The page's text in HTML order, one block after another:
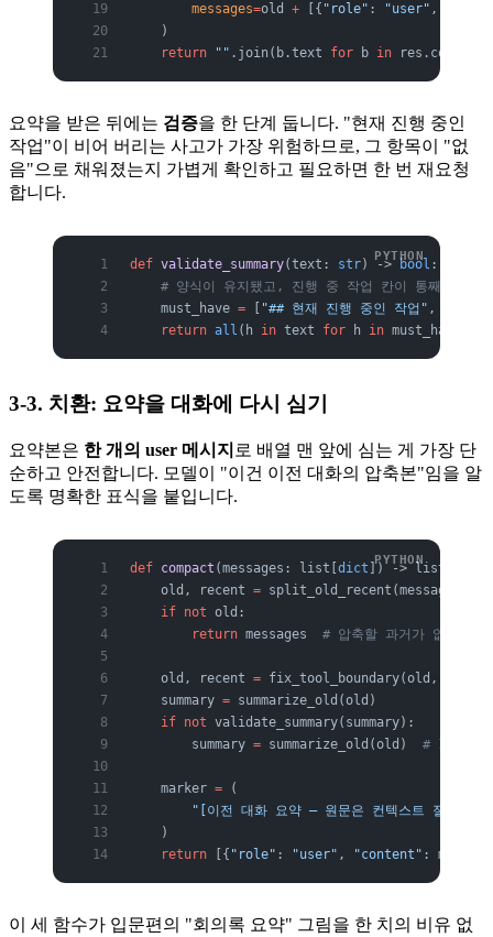
        messages
=old + [{ "role" : "user" ,
    )
    return
"" .join(b.text for b in res.content
요약을 받은 뒤에는 검증을 한 단계 둡니다. "현재 진행 중인
작업"이 비어 버리는 사고가 가장 위험하므로, 그 항목이 "없
음"으로 채워졌는지 가볍게 확인하고 필요하면 한 번 재요청
합니다.
def validate_summary(text: str) -> bool :
# 양식이 유지됐고, 진행 중 작업 칸이 통째로 비지
    must_have
= "## 현재 진행 중인 작업" ,
    return
all (h in text for h in must_have)
3-3. 치환: 요약을 대화에 다시 심기
요약본은 한 개의 user 메시지 로 배열 맨 앞에 심는 게 가장 단
순하고 안전합니다. 모델이 "이건 이전 대화의 압축본"임을 알
도록 명확한 표식을 붙입니다.
def compact (messages: list[ dict ]) -> list[
    old, recent
= split_old_recent(messages,
    if
not old:
        return
messages # 압축할 과거가 없음
    old, recent
= fix_tool_boundary(old,
    summary
= summarize_old(old)
    if
not validate_summary(summary):
        summary
= summarize_old(old) # 1회 재
    marker
= (
"[이전 대화 요약 — 원문은 컨텍스트 절약을
    )
    return
[{ "role" : "user" , "content" :
이 세 함수가 입문편의 "회의록 요약" 그림을 한 치의 비유 없